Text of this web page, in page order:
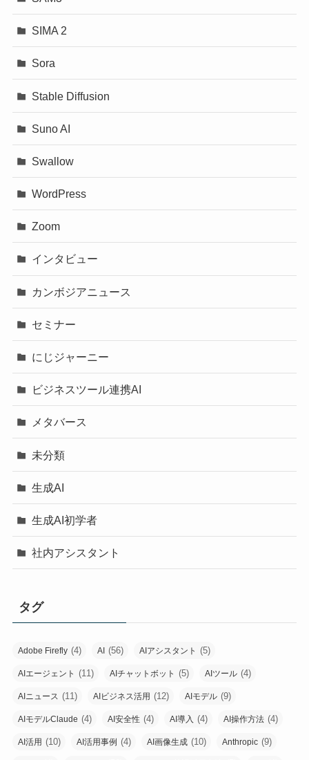
SIMA 2
Sora
Stable Diffusion
Suno AI
Swallow
WordPress
Zoom
インタビュー
カンボジアニュース
セミナー
にじジャーニー
ビジネスツール連携AI
メタバース
未分類
生成AI
生成AI初学者
社内アシスタント
タグ
Adobe Firefly (4) AI (56) AIアシスタント (5)
AIエージェント (11) AIチャットボット (5) AIツール (4)
AIニュース (11) AIビジネス活用 (12) AIモデル (9)
AIモデルClaude (4) AI安全性 (4) AI導入 (4) AI操作方法 (4)
AI活用 (10) AI活用事例 (4) AI画像生成 (10) Anthropic (9)